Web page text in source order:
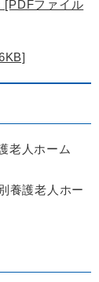
[PDFファイル
老人ホーム
老人ホー